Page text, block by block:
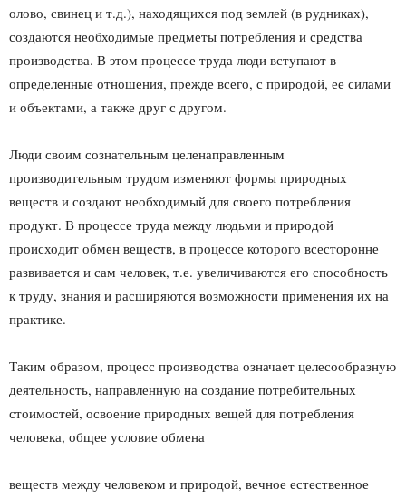
олово, свинец и т.д.), находящихся под землей (в рудниках),
создаются необходимые предметы потребления и средства
производства. В этом процессе труда люди вступают в
определенные отношения, прежде всего, с природой, ее силами
и объектами, а также друг с другом.
Люди своим сознательным целенаправленным
производительным трудом изменяют формы природных
веществ и создают необходимый для своего потребления
продукт. В процессе труда между людьми и природой
происходит обмен веществ, в процессе которого всесторонне
развивается и сам человек, т.е. увеличиваются его способность
к труду, знания и расширяются возможности применения их на
практике.
Таким образом, процесс производства означает целесообразную
деятельность, направленную на создание потребительных
стоимостей, освоение природных вещей для потребления
человека, общее условие обмена
веществ между человеком и природой, вечное естественное